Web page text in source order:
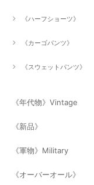
《ハーフショーツ》
《カーゴパンツ》
《スウェットパンツ》
《年代物》Vintage
《新品》
《軍物》Military
《オーバーオール》